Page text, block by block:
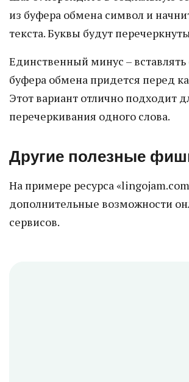
из буфера обмена символ и
текста. Буквы будут
Единственный минус –
буфера обмена придется перед
Этот вариант отлично подходит
перечеркивания одного слова.
Другие полезные
На примере ресурса
дополнительные возможности
сервисов.